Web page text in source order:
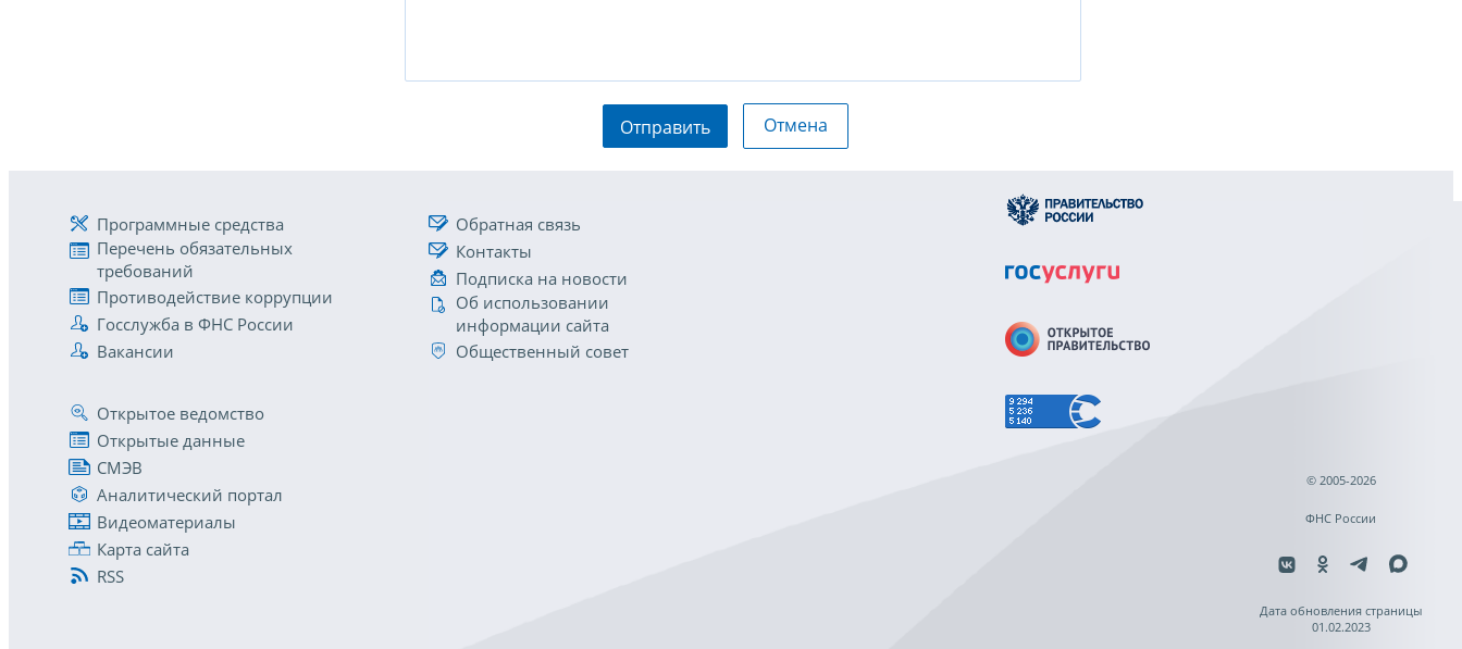
Отправить Отмена
Программные средства
Перечень обязательных
требований
Противодействие коррупции
Госслужба в ФНС России
Вакансии
Обратная связь
Контакты
Подписка на новости
Об использовании
информации сайта
Общественный совет
Открытое ведомство
Открытые данные
СМЭВ
Аналитический портал
Видеоматериалы
Карта сайта
RSS
© 2005-2026
ФНС России
Дата обновления страницы
01.02.2023